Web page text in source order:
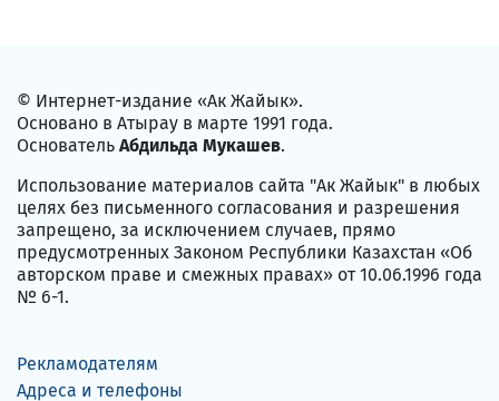
© Интернет-издание «Ак Жайык».
Основано в Атырау в марте 1991 года.
Основатель Абдильда Мукашев.
Использование материалов сайта "Ак Жайык" в любых
целях без письменного согласования и разрешения
запрещено, за исключением случаев, прямо
предусмотренных Законом Республики Казахстан «Об
авторском праве и смежных правах» от 10.06.1996 года
№ 6-1.
Рекламодателям
Адреса и телефоны